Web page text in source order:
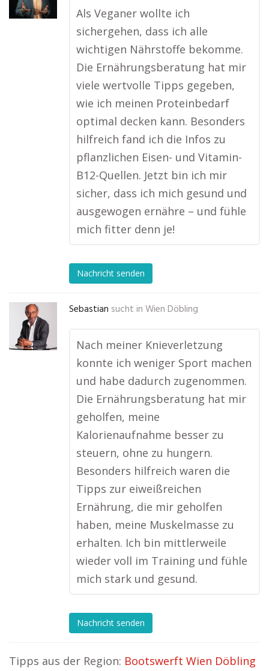
Als Veganer wollte ich
sichergehen, dass ich alle
wichtigen Nährstoffe bekomme.
Die Ernährungsberatung hat mir
viele wertvolle Tipps gegeben,
wie ich meinen Proteinbedarf
optimal decken kann. Besonders
hilfreich fand ich die Infos zu
pflanzlichen Eisen- und Vitamin-
B12-Quellen. Jetzt bin ich mir
sicher, dass ich mich gesund und
ausgewogen ernähre – und fühle
mich fitter denn je!
Nachricht senden
Sebastian sucht in Wien Döbling
Nach meiner Knieverletzung
konnte ich weniger Sport machen
und habe dadurch zugenommen.
Die Ernährungsberatung hat mir
geholfen, meine
Kalorienaufnahme besser zu
steuern, ohne zu hungern.
Besonders hilfreich waren die
Tipps zur eiweißreichen
Ernährung, die mir geholfen
haben, meine Muskelmasse zu
erhalten. Ich bin mittlerweile
wieder voll im Training und fühle
mich stark und gesund.
Nachricht senden
Tipps aus der Region: Bootswerft Wien Döbling